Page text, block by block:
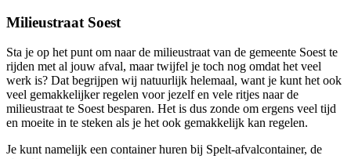
Milieustraat Soest
Sta je op het punt om naar de milieustraat van de gemeente Soest te
rijden met al jouw afval, maar twijfel je toch nog omdat het veel
werk is? Dat begrijpen wij natuurlijk helemaal, want je kunt het ook
veel gemakkelijker regelen voor jezelf en vele ritjes naar de
milieustraat te Soest besparen. Het is dus zonde om ergens veel tijd
en moeite in te steken als je het ook gemakkelijk kan regelen.
Je kunt namelijk een container huren bij Spelt-afvalcontainer, de